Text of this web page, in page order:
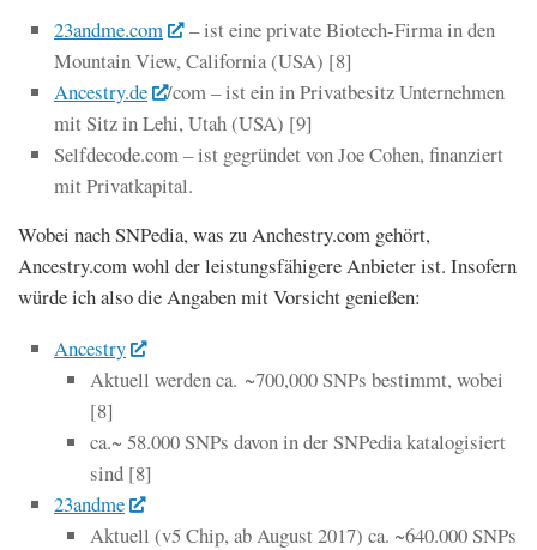
23andme.com
– ist eine private Biotech-Firma in den
Mountain View, California (USA) [8]
Ancestry.de
/com – ist ein in Privatbesitz Unternehmen
mit Sitz in Lehi, Utah (USA) [9]
Selfdecode.com – ist gegründet von Joe Cohen, finanziert
mit Privatkapital.
Wobei nach SNPedia, was zu Anchestry.com gehört,
Ancestry.com wohl der leistungsfähigere Anbieter ist. Insofern
würde ich also die Angaben mit Vorsicht genießen:
Ancestry
Aktuell werden ca. ~700,000 SNPs bestimmt, wobei
[8]
ca.~ 58.000 SNPs davon in der SNPedia katalogisiert
sind [8]
23andme
Aktuell (v5 Chip, ab August 2017) ca. ~640.000 SNPs